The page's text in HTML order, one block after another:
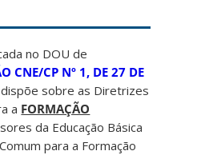
no DOU de
CNE/CP Nº 1, DE 27 DE
sobre as Diretrizes
a FORMAÇÃO
da Educação Básica
para a Formação